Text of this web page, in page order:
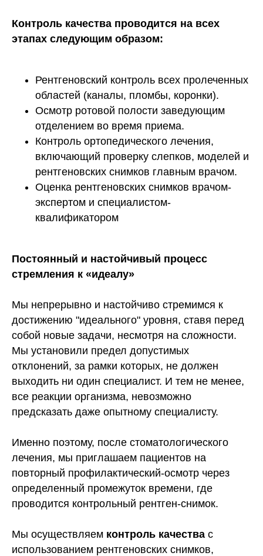
Контроль качества проводится на всех
этапах следующим образом:
Рентгеновский контроль всех пролеченных
областей (каналы, пломбы, коронки).
Осмотр ротовой полости заведующим
отделением во время приема.
Контроль ортопедического лечения,
включающий проверку слепков, моделей и
рентгеновских снимков главным врачом.
Оценка рентгеновских снимков врачом-
экспертом и специалистом-
квалификатором
Постоянный и настойчивый процесс
стремления к «идеалу»
Мы непрерывно и настойчиво стремимся к
достижению "идеального" уровня, ставя перед
собой новые задачи, несмотря на сложности.
Мы установили предел допустимых
отклонений, за рамки которых, не должен
выходить ни один специалист. И тем не менее,
все реакции организма, невозможно
предсказать даже опытному специалисту.
Именно поэтому, после стоматологического
лечения, мы приглашаем пациентов на
повторный профилактический-осмотр через
определенный промежуток времени, где
проводится контрольный рентген-снимок.
Мы осуществляем контроль качества с
использованием рентгеновских снимков,